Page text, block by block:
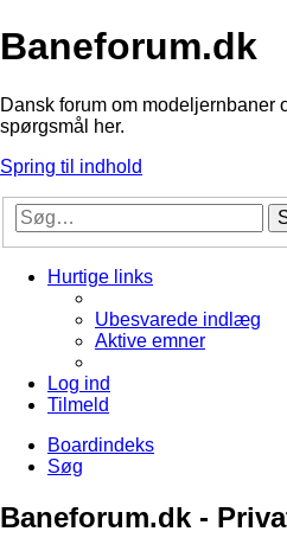
Baneforum.dk
Dansk forum om modeljernbaner
spørgsmål her.
Spring til indhold
Hurtige links
Ubesvarede indlæg
Aktive emner
Log ind
Tilmeld
Boardindeks
Søg
Baneforum.dk -